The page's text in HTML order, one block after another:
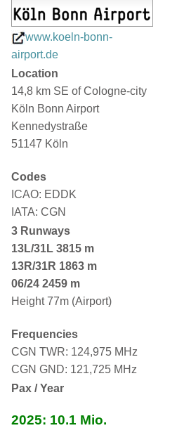
www.koeln-bonn-
airport.de
Location
14,8 km SE of Cologne-city
Köln Bonn Airport
Kennedystraße
51147 Köln
Codes
ICAO: EDDK
IATA: CGN
3 Runways
13L/31L 3815 m
13R/31R 1863 m
06/24 2459 m
Height 77m (Airport)
Frequencies
CGN TWR: 124,975 MHz
CGN GND: 121,725 MHz
Pax / Year
2025: 10.1 Mio.